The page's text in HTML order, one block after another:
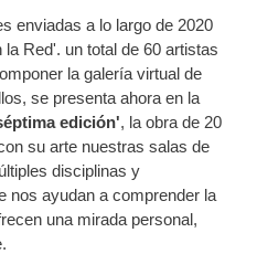
enviadas a lo largo de 2020
Red'. un total de 60 artistas
la galería virtual de
se presenta ahora en la
edición', la obra de 20
su arte nuestras salas de
disciplinas y
nos ayudan a comprender la
una mirada personal,